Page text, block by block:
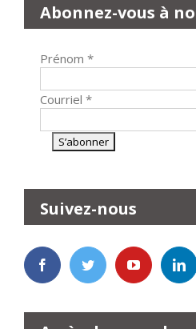
Abonnez-vous à
Prénom *
Courriel *
Suivez-nous